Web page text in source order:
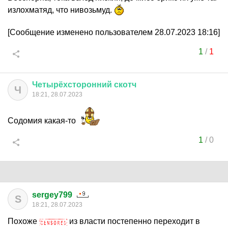
излохматяд, что нивозьмуд.
[Сообщение изменено пользователем 28.07.2023 18:16]
1 / 1
Ч Четырёхсторонний скотч
18:21, 28.07.2023
Содомия какая-то
1 /0
S sergey799
18:21, 28.07.2023
Похоже
из власти постепенно переходит в